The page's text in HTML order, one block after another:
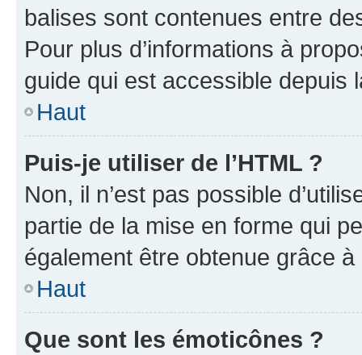
balises sont contenues entre
Pour plus d’informations à
guide qui est accessible depuis
Haut
Puis-je utiliser de l’HTML ?
Non, il n’est pas possible
partie de la mise en forme qui
également être obtenue grâce à
Haut
Que sont les émoticônes ?